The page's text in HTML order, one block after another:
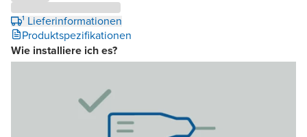
¹ Lieferinformationen
Produktspezifikationen
Wie installiere ich es?